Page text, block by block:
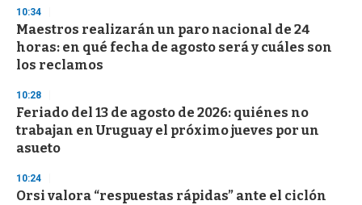
d
s
o
f
3
s
e
c
o
n
10:34
Maestros realizarán un paro nacional de 24
horas: en qué fecha de agosto será y cuáles son
los reclamos
10:28
Feriado del 13 de agosto de 2026: quiénes no
trabajan en Uruguay el próximo jueves por un
asueto
10:24
Orsi valora “respuestas rápidas” ante el ciclón